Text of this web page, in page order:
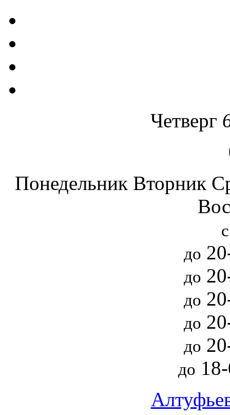
Четверг
Понедельник Вторник
с
до
до
до
до
до
до